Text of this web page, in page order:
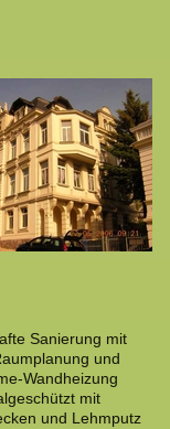
Sanierung mit
und
Wandheizung
mit
und Lehmputz